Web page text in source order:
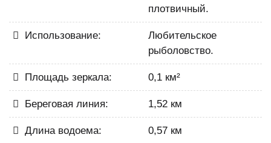
плотвичный.
Использование:
Любительское
рыболовство.
Площадь зеркала: 0,1 км²
Береговая линия: 1,52 км
Длина водоема: 0,57 км